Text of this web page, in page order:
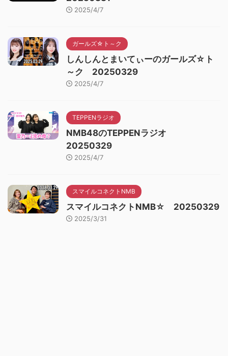
2025/4/7
ガールズ☆ト～ク
しんしんとまいてぃーのガールズ☆ト
～ク 20250329
2025/4/7
TEPPENラジオ
NMB48のTEPPENラジオ
20250329
2025/4/7
スマイルコネクトNMB
スマイルコネクトNMB☆ 20250329
2025/3/31